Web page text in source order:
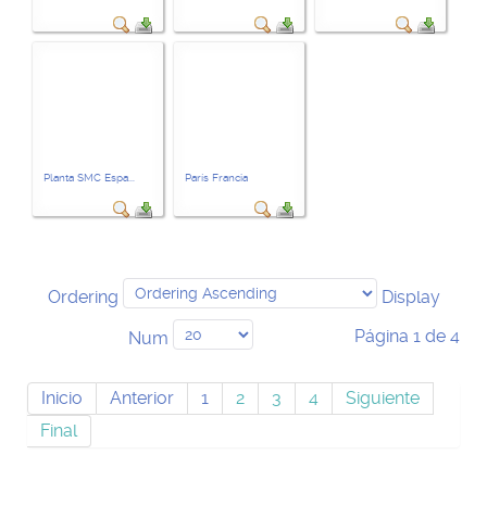
Planta SMC Espa... París Francia
Ordering
Display
Num
Página 1 de 4
Inicio Anterior 1 2 3 4
Siguiente
Final